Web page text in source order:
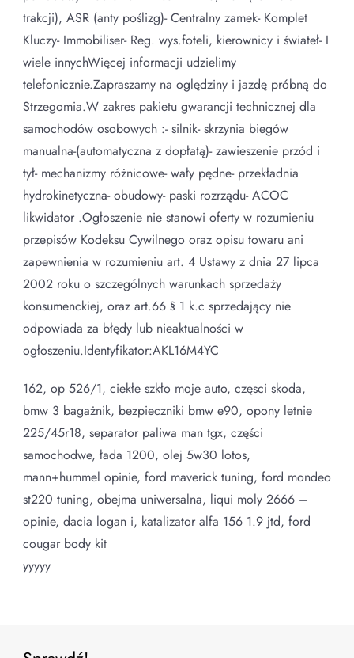
trakcji), ASR (anty poślizg)- Centralny zamek- Komplet
Kluczy- Immobiliser- Reg. wys.foteli, kierownicy i świateł- I
wiele innychWięcej informacji udzielimy
telefonicznie.Zapraszamy na oględziny i jazdę próbną do
Strzegomia.W zakres pakietu gwarancji technicznej dla
samochodów osobowych :- silnik- skrzynia biegów
manualna-(automatyczna z dopłatą)- zawieszenie przód i
tył- mechanizmy różnicowe- wały pędne- przekładnia
hydrokinetyczna- obudowy- paski rozrządu- ACOC
likwidator .Ogłoszenie nie stanowi oferty w rozumieniu
przepisów Kodeksu Cywilnego oraz opisu towaru ani
zapewnienia w rozumieniu art. 4 Ustawy z dnia 27 lipca
2002 roku o szczególnych warunkach sprzedaży
konsumenckiej, oraz art.66 § 1 k.c sprzedający nie
odpowiada za błędy lub nieaktualności w
ogłoszeniu.Identyfikator:AKL16M4YC
162, op 526/1, ciekłe szkło moje auto, częsci skoda,
bmw 3 bagażnik, bezpieczniki bmw e90, opony letnie
225/45r18, separator paliwa man tgx, części
samochodwe, łada 1200, olej 5w30 lotos,
mann+hummel opinie, ford maverick tuning, ford mondeo
st220 tuning, obejma uniwersalna, liqui moly 2666 –
opinie, dacia logan i, katalizator alfa 156 1.9 jtd, ford
cougar body kit
yyyyy